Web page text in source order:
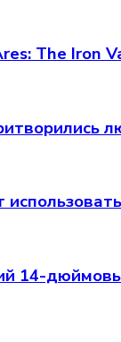
The Iron
14-